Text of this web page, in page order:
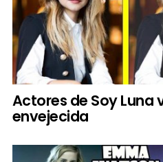
Actores de Soy Luna
envejecida